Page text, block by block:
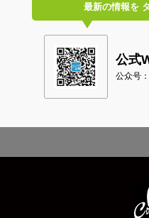
最新の情報を
公式
公众号